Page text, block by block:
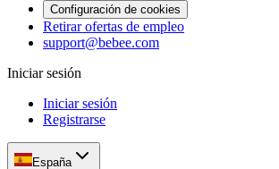
Configuración de cookies
Retirar ofertas de empleo
support@bebee.com
Iniciar sesión
Iniciar sesión
Registrarse
España